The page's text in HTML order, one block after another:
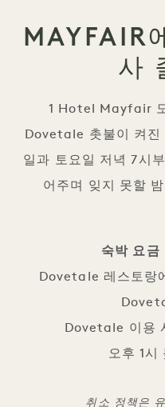
MAYFAIR
사
1 Hotel Mayfair
Dovetale 촛불이 켜진
일과 토요일 저녁 7시
어주며 잊지 못할
숙박 요금
Dovetale 레스토랑
Dovetale 이용
오후 1시
취소 정책은